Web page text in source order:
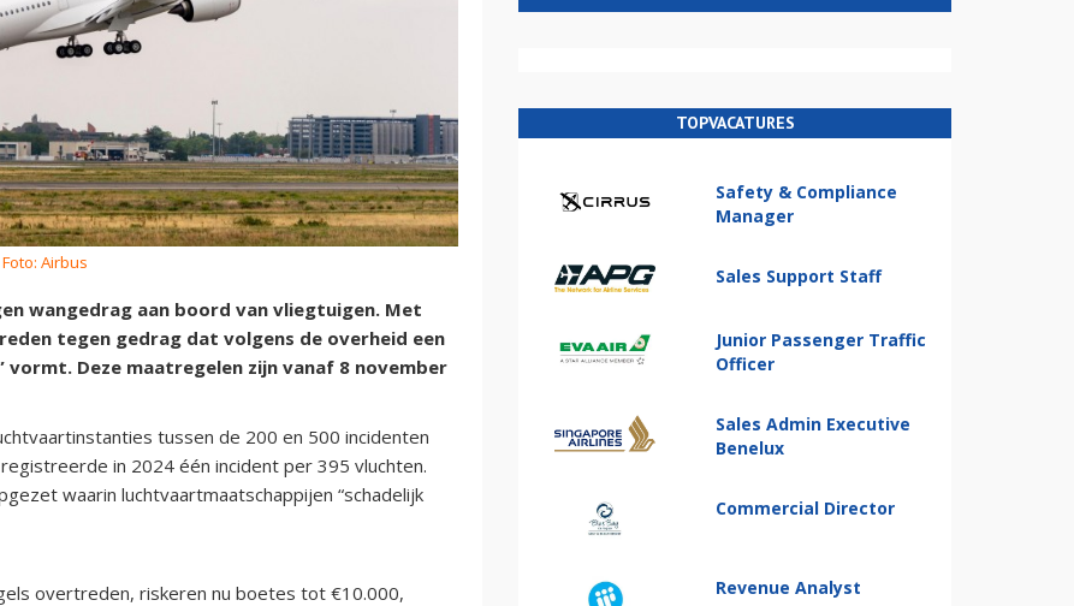
Airbus
wangedrag aan boord van vliegtuigen. Met
tegen gedrag dat volgens de overheid een
Deze maatregelen zijn vanaf 8 november
tussen de 200 en 500 incidenten
in 2024 één incident per 395 vluchten.
waarin luchtvaartmaatschappijen “schadelijk
overtreden, riskeren nu boetes tot €10.000,
TOPVACATURES
Safety & Compliance
Manager
Sales Support Staff
Junior Passenger Traffic
Officer
Sales Admin Executive
Benelux
Commercial Director
Revenue Analyst